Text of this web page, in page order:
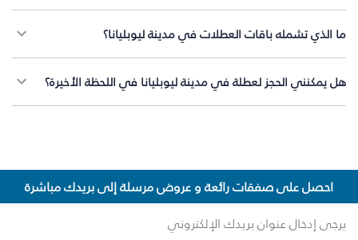
ما الذي تشمله باقات العطلات في مدينة ليوبليانا؟
هل يمكنني الحجز لعطلة في مدينة ليوبليانا في اللحظة الأخيرة؟
احصل على صفقات رائعة و عروض مرسلة إلى بريدك مباشرة